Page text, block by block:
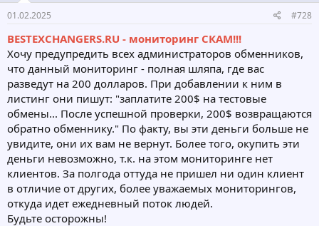
01.02.2025 #728
BESTEXCHANGERS.RU - мониторинг СКАМ!!!
Хочу предупредить всех администраторов обменников,
что данный мониторинг - полная шляпа, где вас
разведут на 200 долларов. При добавлении к ним в
листинг они пишут: "заплатите 200$ на тестовые
обмены... После успешной проверки, 200$ возвращаются
обратно обменнику." По факту, вы эти деньги больше не
увидите, они их вам не вернут. Более того, окупить эти
деньги невозможно, т.к. на этом мониторинге нет
клиентов. За полгода оттуда не пришел ни один клиент
в отличие от других, более уважаемых мониторингов,
откуда идет ежедневный поток людей.
Будьте осторожны!